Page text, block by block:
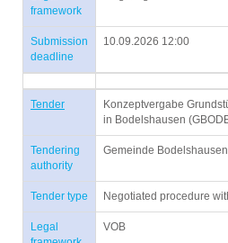
framework
Submission
deadline
10.09.2026 12:00
Tender
Konzeptvergabe
in Bodelshausen
Tendering
authority
Gemeinde Bodelshausen
Tender type Negotiated procedure
Legal
VOB